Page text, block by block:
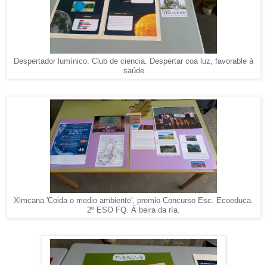
Despertador lumínico. Club de ciencia. Despertar coa luz, favorable á
saúde
Ximcana 'Coida o medio ambiente', premio Concurso Esc. Ecoeduca.
2º ESO FQ. Á beira da ría.